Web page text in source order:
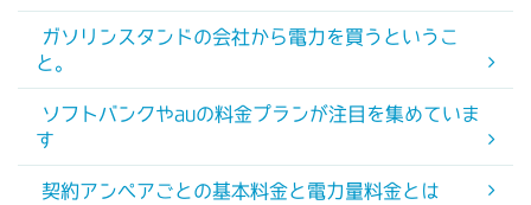
ガソリンスタンドの会社から電力を買うというこ
と。
ソフトバンクやauの料金プランが注目を集めていま
す
契約アンペアごとの基本料金と電力量料金とは